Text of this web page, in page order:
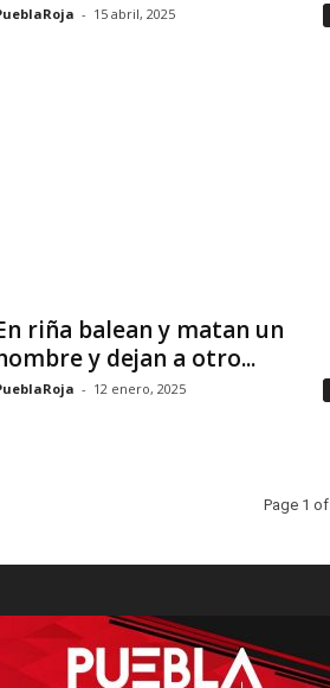
- 15 abril, 2025
riña balean y matan un
y dejan a otro...
- 12 enero, 2025
Page 1